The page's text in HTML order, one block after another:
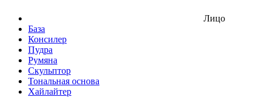
Лицо
База
Консилер
Пудра
Румяна
Скульптор
Тональная основа
Хайлайтер